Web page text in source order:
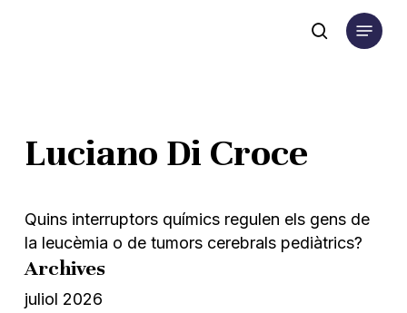
search
Menu
Luciano Di Croce
Quins interruptors químics regulen els gens de
la leucèmia o de tumors cerebrals pediàtrics?
Archives
juliol 2026